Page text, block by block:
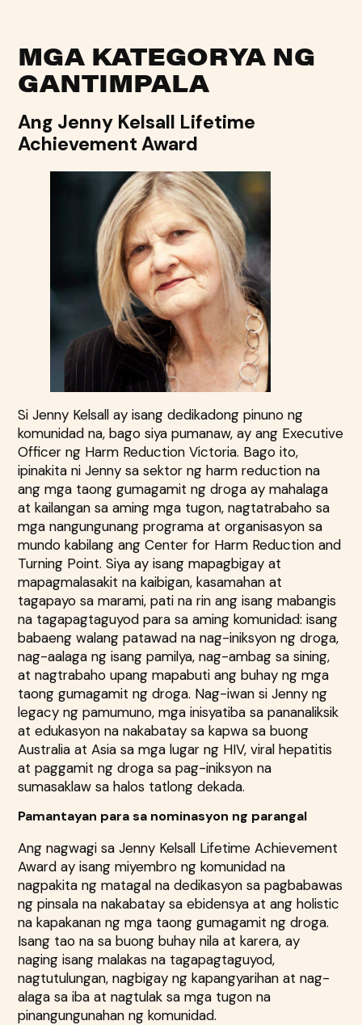
MGA KATEGORYA NG
GANTIMPALA
Ang Jenny Kelsall Lifetime
Achievement Award
Si Jenny Kelsall ay isang dedikadong pinuno ng
komunidad na, bago siya pumanaw, ay ang Executive
Officer ng Harm Reduction Victoria. Bago ito,
ipinakita ni Jenny sa sektor ng harm reduction na
ang mga taong gumagamit ng droga ay mahalaga
at kailangan sa aming mga tugon, nagtatrabaho sa
mga nangungunang programa at organisasyon sa
mundo kabilang ang Center for Harm Reduction and
Turning Point. Siya ay isang mapagbigay at
mapagmalasakit na kaibigan, kasamahan at
tagapayo sa marami, pati na rin ang isang mabangis
na tagapagtaguyod para sa aming komunidad: isang
babaeng walang patawad na nag-iniksyon ng droga,
nag-aalaga ng isang pamilya, nag-ambag sa sining,
at nagtrabaho upang mapabuti ang buhay ng mga
taong gumagamit ng droga. Nag-iwan si Jenny ng
legacy ng pamumuno, mga inisyatiba sa pananaliksik
at edukasyon na nakabatay sa kapwa sa buong
Australia at Asia sa mga lugar ng HIV, viral hepatitis
at paggamit ng droga sa pag-iniksyon na
sumasaklaw sa halos tatlong dekada.
Pamantayan para sa nominasyon ng parangal
Ang nagwagi sa Jenny Kelsall Lifetime Achievement
Award ay isang miyembro ng komunidad na
nagpakita ng matagal na dedikasyon sa pagbabawas
ng pinsala na nakabatay sa ebidensya at ang holistic
na kapakanan ng mga taong gumagamit ng droga.
Isang tao na sa buong buhay nila at karera, ay
naging isang malakas na tagapagtaguyod,
nagtutulungan, nagbigay ng kapangyarihan at nag-
alaga sa iba at nagtulak sa mga tugon na
pinangungunahan ng komunidad.